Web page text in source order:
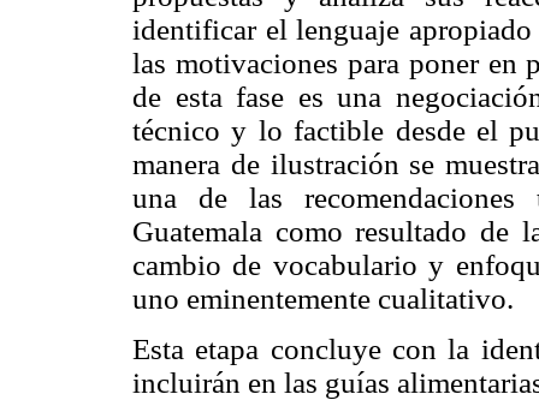
identificar el lenguaje
las motivaciones para poner en
de esta fase es una
técnico y lo factible desde el
manera de ilustración se
una de las
Guatemala como resultado de
cambio de vocabulario y
uno eminentemente cualitativo.
Esta etapa concluye con la
incluirán en las guías